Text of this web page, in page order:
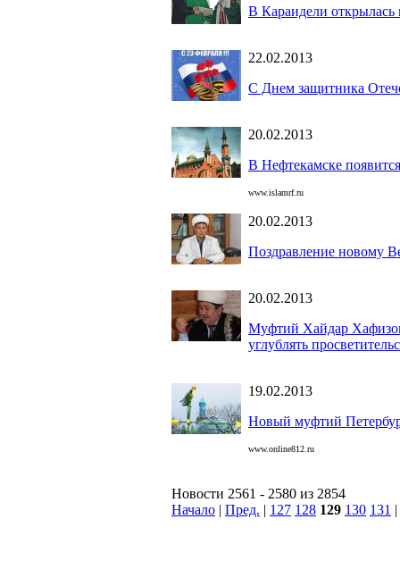
В Караидели открылась
22.02.2013
C Днем защитника
20.02.2013
В Нефтекамске
www.islamrf.ru
20.02.2013
Поздравление новому
20.02.2013
Муфтий Хайдар
углублять
19.02.2013
Новый муфтий
www.online812.ru
Новости 2561 - 2580 из 2854
Начало | Пред. | 127 128 129 130 131 |